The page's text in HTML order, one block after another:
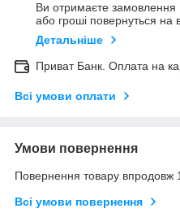
Ви отримаєте замовлення
або гроші повернуться на
Детальніше
Приват Банк. Оплата на
Всі умови оплати
Умови повернення
Повернення товару впродовж
Всі умови повернення